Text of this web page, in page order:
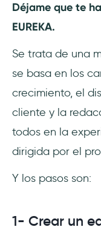
Déjame que te
EUREKA.
Se trata de una
se basa en los
crecimiento, el
cliente y la
todos en la
dirigida por el
Y los pasos son:
1- Crear un